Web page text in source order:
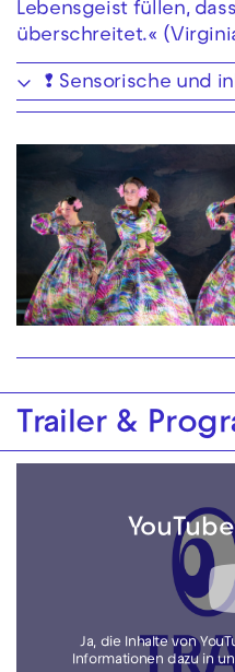
Lebensgeist füllen,
überschreitet.«
❢ Sensorische und
Trailer &
Ja, die Inhalte von
Informationen dazu in